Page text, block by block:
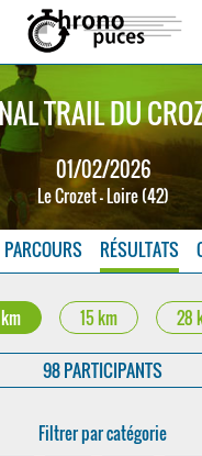
TRAIL DU
01/02/2026
Le Crozet - Loire (42)
PARCOURS RÉSULTATS
15 km 28
98 PARTICIPANTS
Filtrer par catégorie